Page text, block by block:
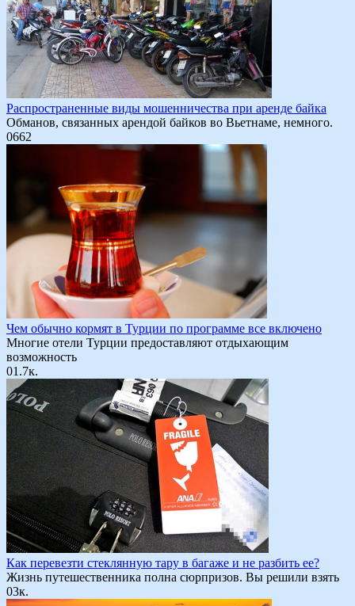
Распространенные виды мошенничества при аренде байка
Обманов, связанных арендой байков во Вьетнаме, немного.
0662
Чем обычно кормят в Турции по программе все включено
Многие отели Турции предоставляют отдыхающим
возможность
01.7к.
Как перевезти стеклянную тару в багаже и не разбить ее?
Жизнь путешественника полна сюрпризов. Вы решили взять
03к.